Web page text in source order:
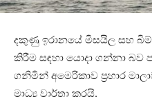
දකුණු ඉරානයේ මිසයිල සහ
කිරීම සඳහා යොදා ගන්නා
ගනිමින් අමෙරිකාව ප්‍රහාර
මාධ්‍ය වාර්තා කරයි.